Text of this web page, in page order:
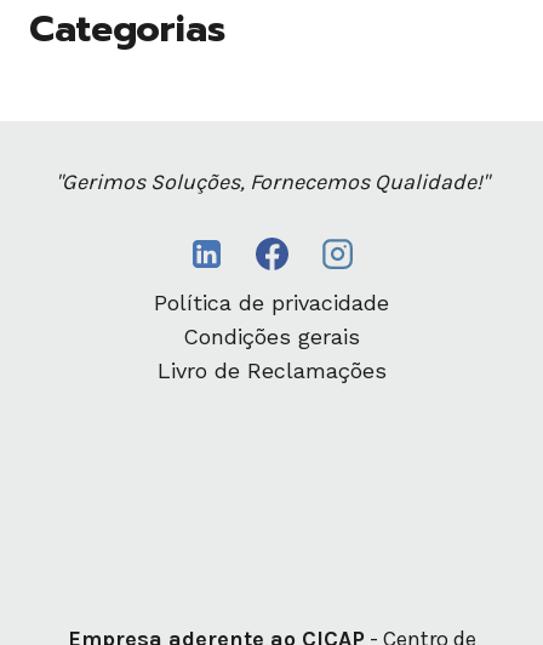
Categorias
"Gerimos Soluções, Fornecemos Qualidade!"
Política de privacidade
Condições gerais
Livro de Reclamações
Empresa aderente ao CICAP - Centro de